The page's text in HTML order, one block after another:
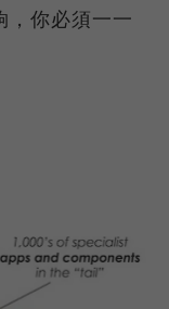
，你必須一一